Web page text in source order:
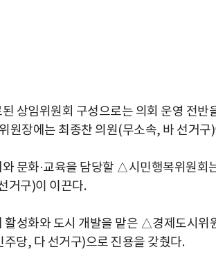
된 상임위원회 구성으로는 의회 운영 전
원장에는 최종찬 의원(무소속, 바 선거구
문화·교육을 담당할 △시민행복위원회
거구)이 이끈다.
활성화와 도시 개발을 맡은 △경제도시위
주당, 다 선거구)으로 진용을 갖췄다.